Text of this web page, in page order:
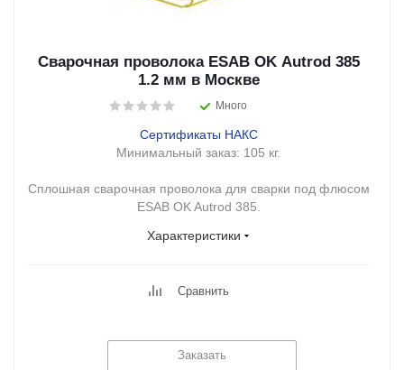
Сварочная проволока ESAB OK Autrod 385
1.2 мм в Москве
Много
Сертификаты НАКС
Минимальный заказ: 105 кг.
Сплошная сварочная проволока для сварки под флюсом
ESAB OK Autrod 385.
Характеристики
Сравнить
Заказать